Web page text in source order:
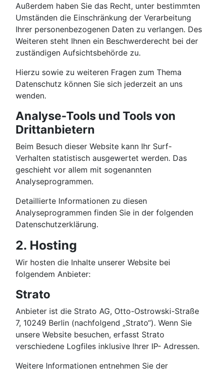
Außerdem haben Sie das Recht, unter bestimmten
Umständen die Einschränkung der Verarbeitung
Ihrer personenbezogenen Daten zu verlangen. Des
Weiteren steht Ihnen ein Beschwerderecht bei der
zuständigen Aufsichtsbehörde zu.
Hierzu sowie zu weiteren Fragen zum Thema
Datenschutz können Sie sich jederzeit an uns
wenden.
Analyse-Tools und Tools von
Dritt­anbietern
Beim Besuch dieser Website kann Ihr Surf-
Verhalten statistisch ausgewertet werden. Das
geschieht vor allem mit sogenannten
Analyseprogrammen.
Detaillierte Informationen zu diesen
Analyseprogrammen finden Sie in der folgenden
Datenschutzerklärung.
2. Hosting
Wir hosten die Inhalte unserer Website bei
folgendem Anbieter:
Strato
Anbieter ist die Strato AG, Otto-Ostrowski-Straße
7, 10249 Berlin (nachfolgend „Strato“). Wenn Sie
unsere Website besuchen, erfasst Strato
verschiedene Logfiles inklusive Ihrer IP- Adressen.
Weitere Informationen entnehmen Sie der